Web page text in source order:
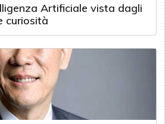
Artificiale vista dagli
curiosità